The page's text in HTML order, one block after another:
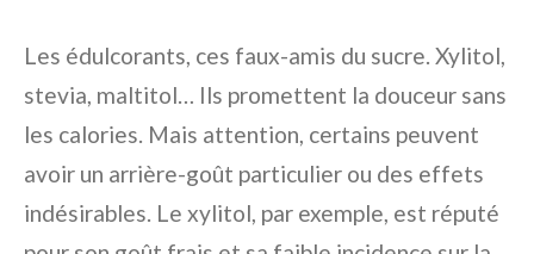
Les édulcorants, ces faux-amis du sucre. Xylitol,
stevia, maltitol… Ils promettent la douceur sans
les calories. Mais attention, certains peuvent
avoir un arrière-goût particulier ou des effets
indésirables. Le xylitol, par exemple, est réputé